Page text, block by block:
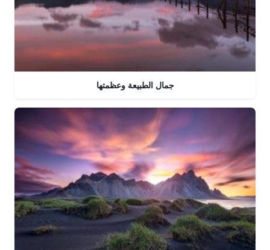
جمال الطبيعة وعظمتها